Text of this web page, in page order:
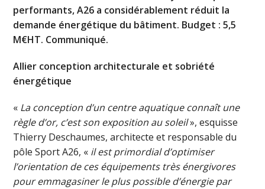
performants, A26 a considérablement réduit la
demande énergétique du bâtiment. Budget : 5,5
M€HT. Communiqué.
Allier conception architecturale et sobriété
énergétique
« La conception d’un centre aquatique connaît une
règle d’or, c’est son exposition au soleil», esquisse
Thierry Deschaumes, architecte et responsable du
pôle Sport A26, « il est primordial d’optimiser
l’orientation de ces équipements très énergivores
pour emmagasiner le plus possible d’énergie par